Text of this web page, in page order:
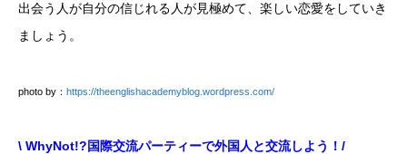
出会う人が自分の信じれる人が見極めて、楽しい恋愛をしていき
ましょう。
photo by： https://theenglishacademyblog.wordpress.com/
\ WhyNot!?国際交流パーティーで外国人と交流しよう！/